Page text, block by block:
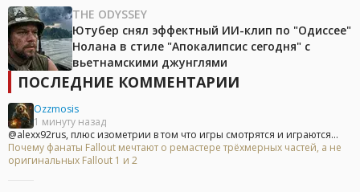
THE ODYSSEY
Ютубер снял эффектный ИИ-клип по "Одиссее"
Нолана в стиле "Апокалипсис сегодня" с
вьетнамскими джунглями
ПОСЛЕДНИЕ КОММЕНТАРИИ
Ozzmosis
1 минуту назад
@alexx92rus, плюс изометрии в том что игры смотрятся и играются...
Почему фанаты Fallout мечтают о ремастере трёхмерных частей, а не
оригинальных Fallout 1 и 2